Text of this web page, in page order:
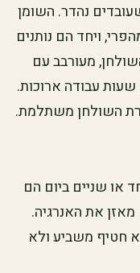
נהדר. השומן
ויחד הם נותנים
מעורבב עם
עבודה ארוכות.
השולחן משתלמת.
או שניים ביום הם
את האנרגיה.
חטיף משביע ולא